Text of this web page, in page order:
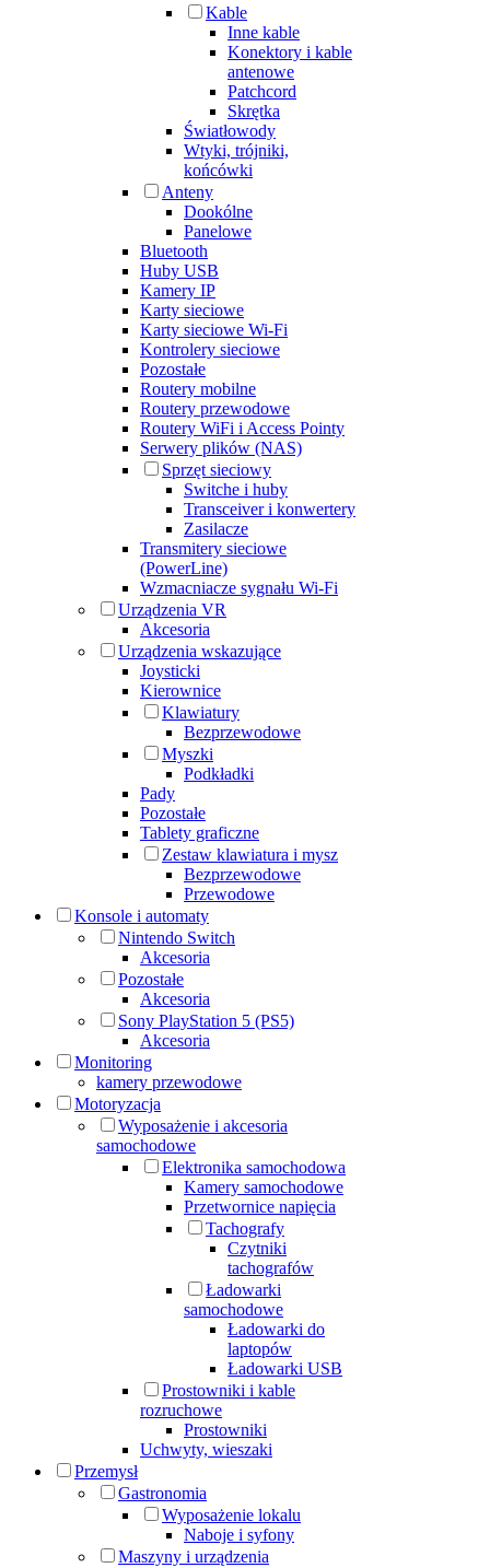
Kable
Inne kable
Konektory i kable
antenowe
Patchcord
Skrętka
Światłowody
Wtyki, trójniki,
końcówki
Anteny
Dookólne
Panelowe
Bluetooth
Huby USB
Kamery IP
Karty sieciowe
Karty sieciowe Wi-Fi
Kontrolery sieciowe
Pozostałe
Routery mobilne
Routery przewodowe
Routery WiFi i Access Pointy
Serwery plików (NAS)
Sprzęt sieciowy
Switche i huby
Transceiver i konwertery
Zasilacze
Transmitery sieciowe
(PowerLine)
Wzmacniacze sygnału Wi-Fi
Urządzenia VR
Akcesoria
Urządzenia wskazujące
Joysticki
Kierownice
Klawiatury
Bezprzewodowe
Myszki
Podkładki
Pady
Pozostałe
Tablety graficzne
Zestaw klawiatura i mysz
Bezprzewodowe
Przewodowe
Konsole i automaty
Nintendo Switch
Akcesoria
Pozostałe
Akcesoria
Sony PlayStation 5 (PS5)
Akcesoria
Monitoring
kamery przewodowe
Motoryzacja
Wyposażenie i akcesoria
samochodowe
Elektronika samochodowa
Kamery samochodowe
Przetwornice napięcia
Tachografy
Czytniki
tachografów
Ładowarki
samochodowe
Ładowarki do
laptopów
Ładowarki USB
Prostowniki i kable
rozruchowe
Prostowniki
Uchwyty, wieszaki
Przemysł
Gastronomia
Wyposażenie lokalu
Naboje i syfony
Maszyny i urządzenia